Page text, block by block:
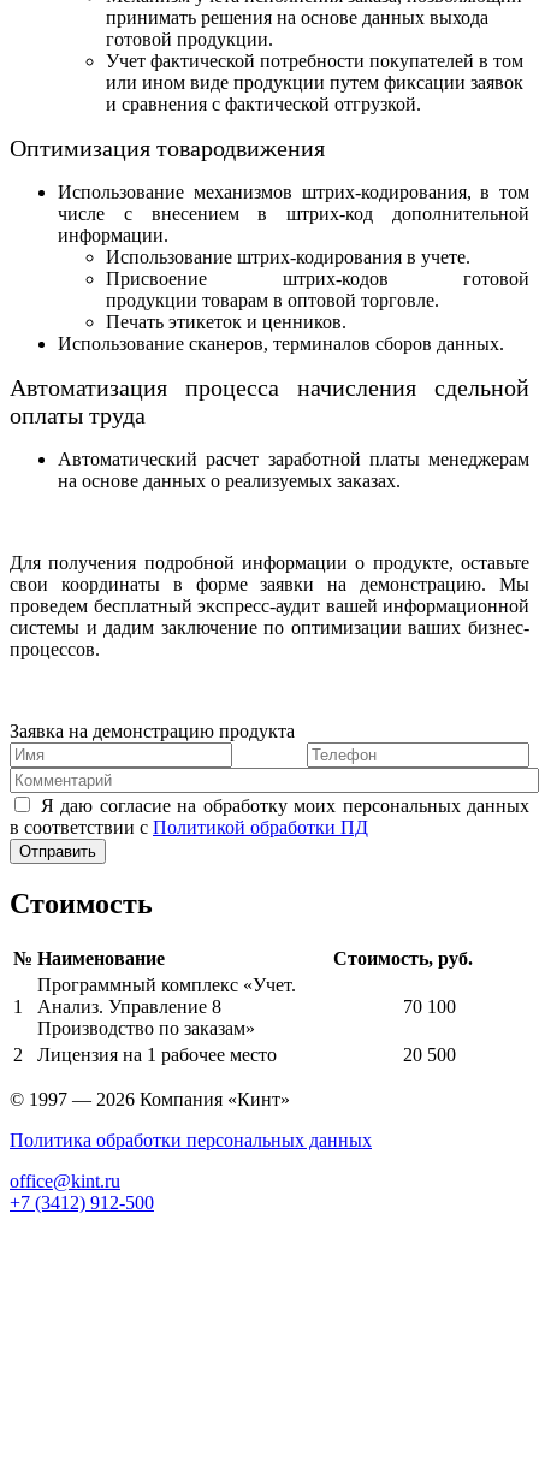
принимать решения на основе данных выхода
готовой продукции.
Учет фактической потребности покупателей в том
или ином виде продукции путем фиксации заявок
и сравнения с фактической отгрузкой.
Оптимизация товародвижения
Использование механизмов штрих-кодирования, в том
числе с внесением в штрих-код дополнительной
информации.
Использование штрих-кодирования в учете.
Присвоение штрих-кодов готовой
продукции товарам в оптовой торговле.
Печать этикеток и ценников.
Использование сканеров, терминалов сборов данных.
Автоматизация процесса начисления сдельной
оплаты труда
Автоматический расчет заработной платы менеджерам
на основе данных о реализуемых заказах.
Для получения подробной информации о продукте, оставьте
свои координаты в форме заявки на демонстрацию. Мы
проведем бесплатный экспресс-аудит вашей информационной
системы и дадим заключение по оптимизации ваших бизнес-
процессов.
Заявка на демонстрацию продукта
Я даю согласие на обработку моих персональных данных
в соответствии с Политикой обработки ПД
Стоимость
№ Наименование Стоимость, руб.
1
Программный комплекс «Учет.
Анализ. Управление 8
Производство по заказам»
70 100
2 Лицензия на 1 рабочее место 20 500
© 1997 — 2026 Компания «Кинт»
Политика обработки персональных данных
office@kint.ru
+7 (3412) 912-500